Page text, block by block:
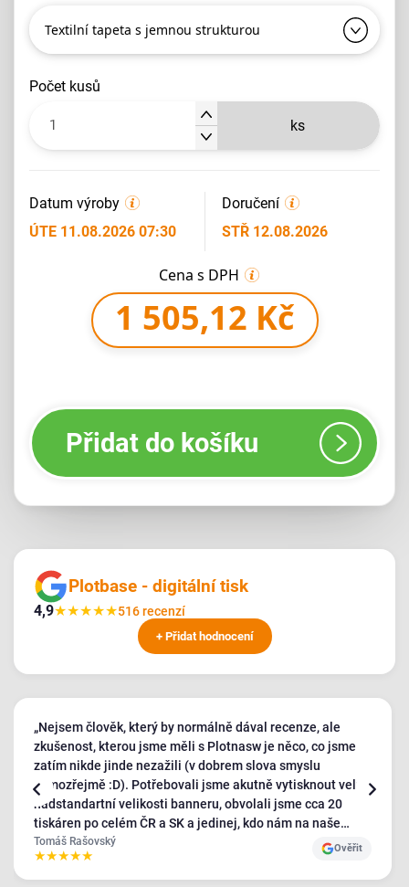
Textilní tapeta s jemnou strukturou
počet kusů
ks
Datum výroby
ÚTE 11.08.2026 07:30
Doručení
STŘ 12.08.2026
Cena s DPH
1 505,12 Kč
Přidat do košíku
Plotbase - digitální tisk
4,9★★★★★516 recenzí
+ Přidat hodnocení
„Nejsem člověk, který by normálně dával recenze, ale
zkušenost, kterou jsme měli s Plotnasw je něco, co jsme
zatím nikde jinde nezažili (v dobrem slova smyslu
samozřejmě :D). Potřebovali jsme akutně vytisknout velmi
nadstandartní velikosti banneru, obvolali jsme cca 20
tiskáren po celém ČR a SK a jedinej, kdo nám na naše
požadavky kývl byl Plotbase - a ještě s velmi pozitivním
přístupem, ostatní byli relativně nepříjemní a neochotní.
Bannery jsme obdrželi v naprosto TOP kvalitě a jak jsem
Tomáš Rašovský
★★★★★ Ověřit